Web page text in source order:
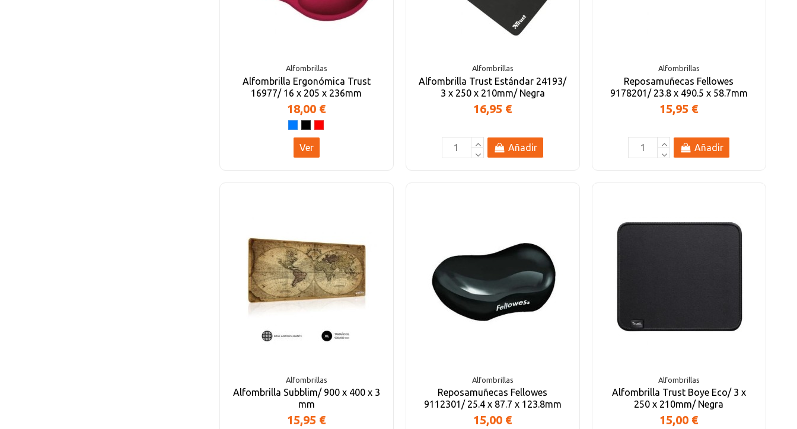
Alfombrillas
Alfombrilla Ergonómica Trust
16977/ 16 x 205 x 236mm
18,00 €
Ver
Alfombrillas
Alfombrilla Trust Estándar 24193/
3 x 250 x 210mm/ Negra
16,95 €
Añadir
Alfombrillas
Reposamuñecas Fellowes
9178201/ 23.8 x 490.5 x 58.7mm
15,95 €
Añadir
Alfombrillas
Alfombrilla Subblim/ 900 x 400 x 3
mm
15,95 €
Alfombrillas
Reposamuñecas Fellowes
9112301/ 25.4 x 87.7 x 123.8mm
15,00 €
Alfombrillas
Alfombrilla Trust Boye Eco/ 3 x
250 x 210mm/ Negra
15,00 €